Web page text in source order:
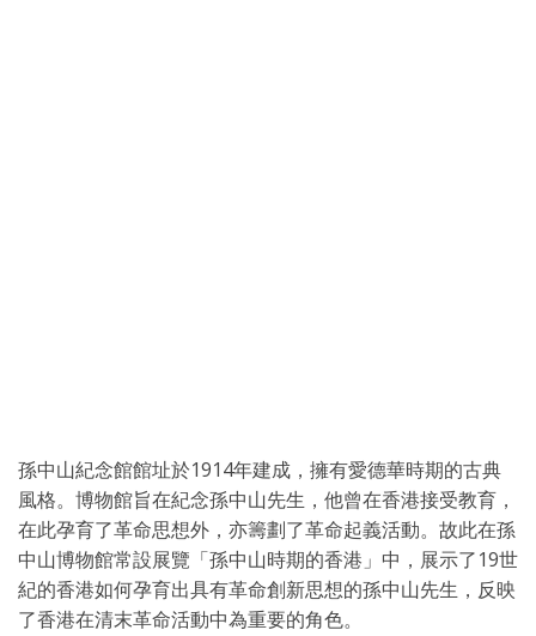
孫中山紀念館館址於1914年建成，擁有愛德華時期的古典
風格。博物館旨在紀念孫中山先生，他曾在香港接受教育，
在此孕育了革命思想外，亦籌劃了革命起義活動。故此在孫
中山博物館常設展覽「孫中山時期的香港」中，展示了19世
紀的香港如何孕育出具有革命創新思想的孫中山先生，反映
了香港在清末革命活動中為重要的角色。